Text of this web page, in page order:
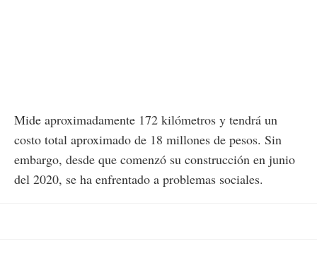
Mide aproximadamente 172 kilómetros y tendrá un
costo total aproximado de 18 millones de pesos. Sin
embargo, desde que comenzó su construcción en junio
del 2020, se ha enfrentado a problemas sociales.